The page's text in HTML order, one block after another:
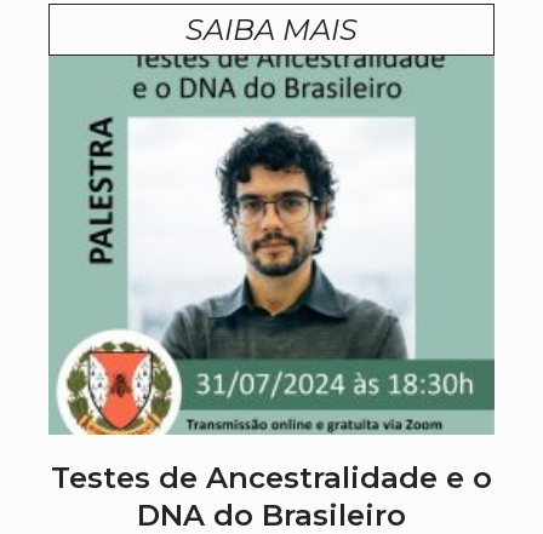
SAIBA MAIS
Testes de Ancestralidade e o
DNA do Brasileiro